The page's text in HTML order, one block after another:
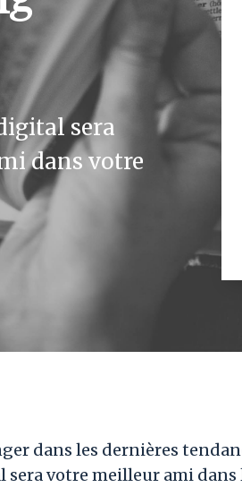
sera
dans votre
dans les dernières
votre meilleur ami dans